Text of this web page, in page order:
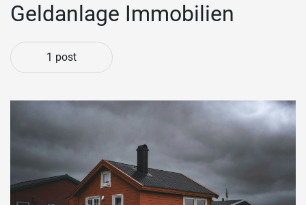
Geldanlage Immobilien
1 post